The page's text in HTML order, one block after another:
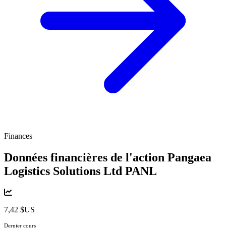
Finances
Données financières de l'action Pangaea
Logistics Solutions Ltd PANL
7,42 $US
Dernier cours